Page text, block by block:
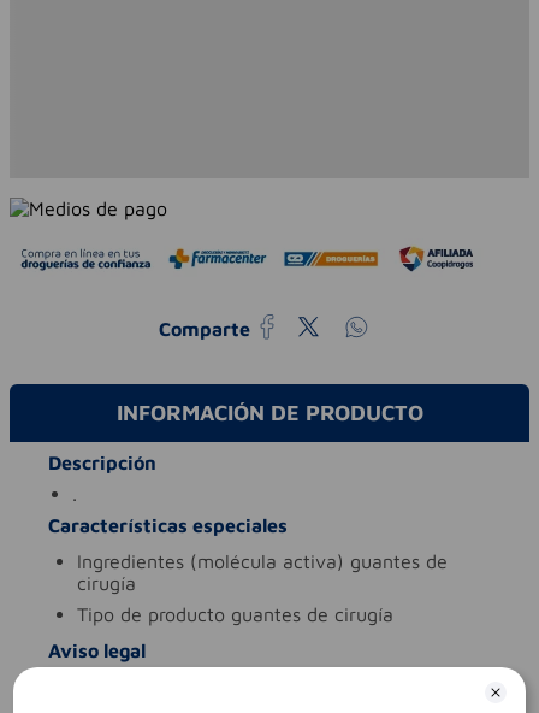
Comparte
INFORMACIÓN DE PRODUCTO
Descripción
.
Características especiales
ingredientes (molécula activa) guantes de
cirugía
tipo de producto guantes de cirugía
Aviso legal